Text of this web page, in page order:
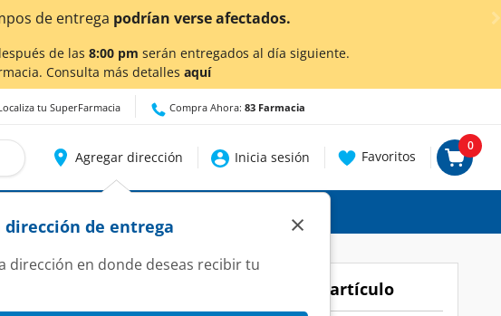
de las 8:00 pm serán entregados al día siguiente.
Consulta más detalles aquí
tu SuperFarmacia Compra Ahora: 83 Farmacia
Agregar dirección
dirección de entrega
dirección en donde deseas recibir tu
×
Inicia sesión Favoritos
0
Contenido del artículo